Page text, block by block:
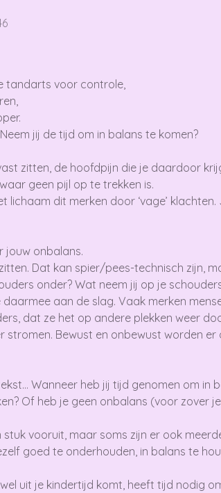
tandarts voor controle,
jij de tijd om in balans te komen?
zitten, de hoofdpijn die je daardoor
geen pijl op te trekken is.
lichaam dit merken door ‘vage’
jouw onbalans.
Dat kan spier/pees-technisch zijn,
onder? Wat neem jij op je
aan de slag. Vaak merken
dat ze het op andere plekken weer
stromen. Bewust en onbewust worden
Wanneer heb jij tijd genomen om in
Of heb je geen onbalans (voor zover
stuk vooruit, maar soms zijn er ook
goed te onderhouden, in balans te
uit je kindertijd komt, heeft tijd nodig